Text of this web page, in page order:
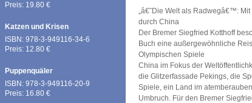
Preis: 19.80 €
Katzen und Krisen
ISBN: 978-3-949116-34-6
Preis: 12.80 €
Puppenquäler
ISBN: 978-3-949116-20-9
Preis: 16.80 €
„â€˜Die Welt als Radwegâ€™:
durch China
Der Bremer Siegfried Kotthoff
Buch eine außergewöhnliche
Olympischen Spiele
China im Fokus der
die Glitzerfassade Pekings, die
Spiele, ein Land im
Umbruch. Für den Bremer